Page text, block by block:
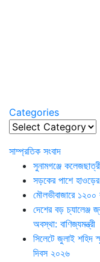
Categories
Categories
সাম্প্রতিক সংবাদ
সুনামগঞ্জে
সড়কের পাশে হাওড়ের
মৌলভীবাজারে ১২০০
দেশের বড় চ্যালেঞ্জ
অবস্থা: বাণিজ্যমন্ত্রী
সিলেটে জুলাই
দিবস ২০২৬